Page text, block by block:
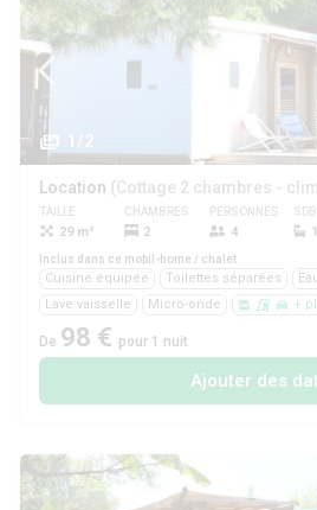
1/2
Location (Cottage 2 chambres -
TAILLE
29 m²
CHAMBRES
2
PERSONNES
4
SDB
1
Inclus dans ce mobil-home / chalet
Cuisine équipée Toilettes séparées
Lave vaisselle
Micro-onde +
De 98 € pour 1 nuit
Ajouter des